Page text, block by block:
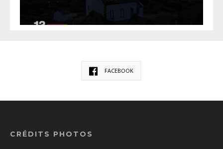
FACEBOOK
CRÉDITS PHOTOS